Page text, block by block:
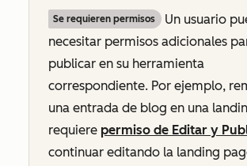
Se requieren permisos
Un usuario
necesitar permisos adicionales
publicar en su herramienta
correspondiente. Por ejemplo,
una entrada de blog en una
requiere permiso de Editar y
continuar editando la landing